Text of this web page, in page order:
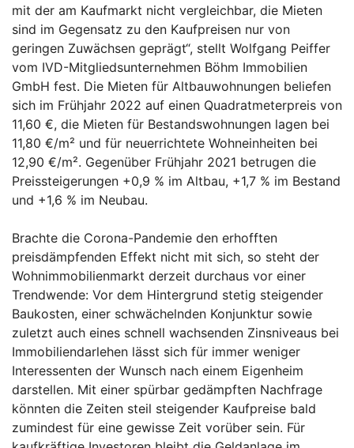
mit der am Kaufmarkt nicht vergleichbar, die Mieten
sind im Gegensatz zu den Kaufpreisen nur von
geringen Zuwächsen geprägt“, stellt Wolfgang Peiffer
vom IVD-Mitgliedsunternehmen Böhm Immobilien
GmbH fest. Die Mieten für Altbauwohnungen beliefen
sich im Frühjahr 2022 auf einen Quadratmeterpreis von
11,60 €, die Mieten für Bestandswohnungen lagen bei
11,80 €/m² und für neuerrichtete Wohneinheiten bei
12,90 €/m². Gegenüber Frühjahr 2021 betrugen die
Preissteigerungen +0,9 % im Altbau, +1,7 % im Bestand
und +1,6 % im Neubau.
Brachte die Corona-Pandemie den erhofften
preisdämpfenden Effekt nicht mit sich, so steht der
Wohnimmobilienmarkt derzeit durchaus vor einer
Trendwende: Vor dem Hintergrund stetig steigender
Baukosten, einer schwächelnden Konjunktur sowie
zuletzt auch eines schnell wachsenden Zinsniveaus bei
Immobiliendarlehen lässt sich für immer weniger
Interessenten der Wunsch nach einem Eigenheim
darstellen. Mit einer spürbar gedämpften Nachfrage
könnten die Zeiten steil steigender Kaufpreise bald
zumindest für eine gewisse Zeit vorüber sein. Für